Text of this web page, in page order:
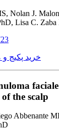
Nolan J.
Lisa C.
خرید پکیج و
the scalp
Abbenante